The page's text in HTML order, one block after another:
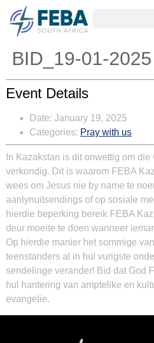
BID_19-01-2025
Event Details
Date: January 19, 2025
Categories: Pray with us
In Kazakstan is dit onwettig om
verkondig. Dit is waarom FEBA
wees om Jesus nie by name te
aanlynuitsendings of op sosiale
hierdie beperking bereik FEBA
deur moeite te doen wanneer
Op hierdie manier het sommige
teenstanders al in hul vurigste
sendelinge verander! Bid dat God
hul hantering van amptelike en
evangelie.